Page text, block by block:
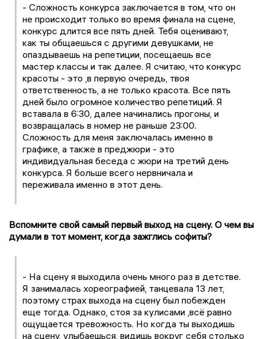
- Сложность конкурса заключается в том, что он
не происходит только во время финала на сцене,
конкурс длится все пять дней. Тебя оценивают,
как ты общаешься с другими девушками, не
опаздываешь на репетиции, посещаешь все
мастер классы и так далее. Я считаю, что конкурс
красоты - это ,в первую очередь, твоя
ответственность, а не только красота. Все пять
дней было огромное количество репетиций. Я
вставала в 6:30, далее начинались прогоны, и
возвращалась в номер не раньше 23:00.
Сложность для меня заключалась именно в
графике, а также в преджюри - это
индивидуальная беседа с жюри на третий день
конкурса. Я больше всего нервничала и
переживала именно в этот день.
Вспомните свой самый первый выход на сцену. О чем вы
думали в тот момент, когда зажглись софиты?
- На сцену я выходила очень много раз в детстве.
Я занималась хореографией, танцевала 13 лет,
поэтому страх выхода на сцену был побежден
еще тогда. Однако, стоя за кулисами ,всё равно
ощущается тревожность. Но когда ты выходишь
на сцену, улыбаешься, видишь вокруг себя столько